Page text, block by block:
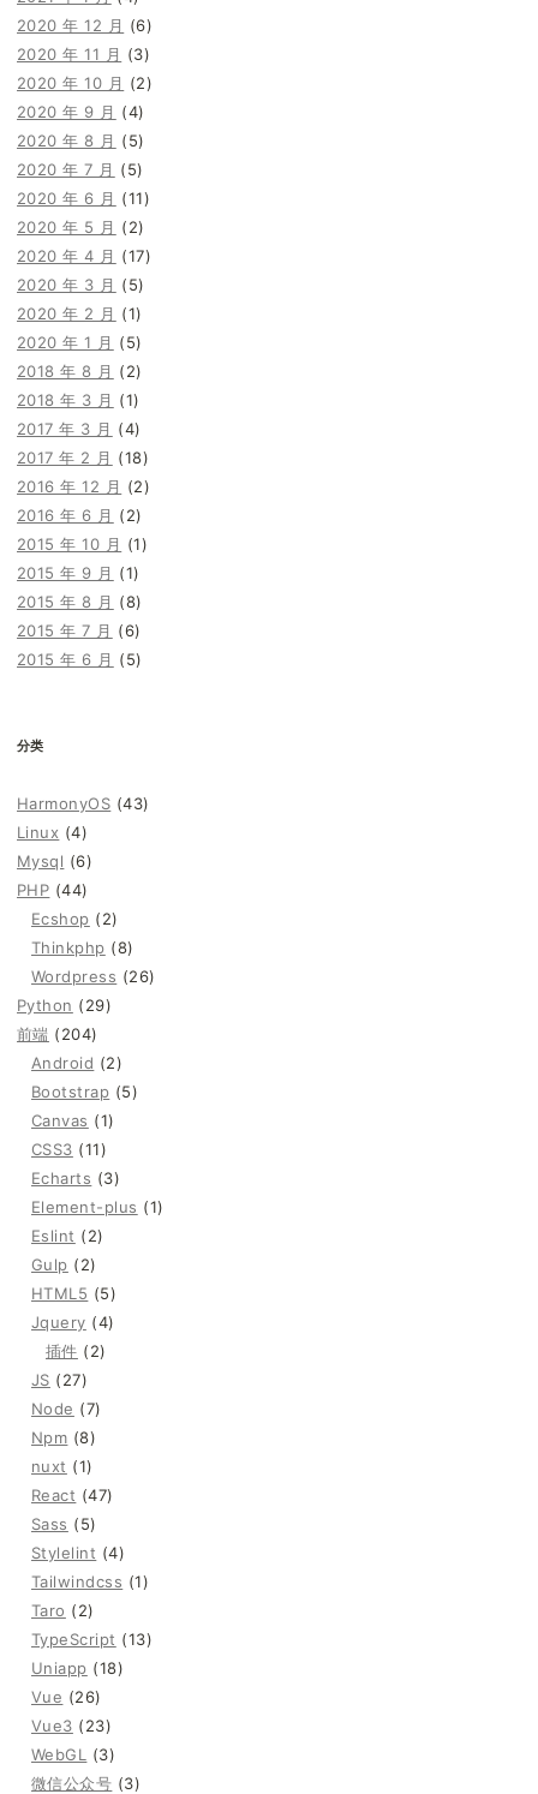
2020 年 12 月 (6)
2020 年 11 月 (3)
2020 年 10 月 (2)
2020 年 9 月 (4)
2020 年 8 月 (5)
2020 年 7 月 (5)
2020 年 6 月 (11)
2020 年 5 月 (2)
2020 年 4 月 (17)
2020 年 3 月 (5)
2020 年 2 月 (1)
2020 年 1 月 (5)
2018 年 8 月 (2)
2018 年 3 月 (1)
2017 年 3 月 (4)
2017 年 2 月 (18)
2016 年 12 月 (2)
2016 年 6 月 (2)
2015 年 10 月 (1)
2015 年 9 月 (1)
2015 年 8 月 (8)
2015 年 7 月 (6)
2015 年 6 月 (5)
分类
HarmonyOS (43)
Linux (4)
Mysql (6)
PHP (44)
Ecshop (2)
Thinkphp (8)
Wordpress (26)
Python (29)
前端 (204)
Android (2)
Bootstrap (5)
Canvas (1)
CSS3 (11)
Echarts (3)
Element-plus (1)
Eslint (2)
Gulp (2)
HTML5 (5)
Jquery (4)
插件 (2)
JS (27)
Node (7)
Npm (8)
nuxt (1)
React (47)
Sass (5)
Stylelint (4)
Tailwindcss (1)
Taro (2)
TypeScript (13)
Uniapp (18)
Vue (26)
Vue3 (23)
WebGL
(3)
微信公众号 (3)